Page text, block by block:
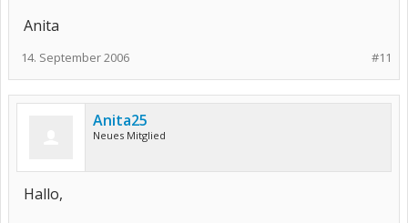
Anita
#11
14. September 2006
Anita25
Neues Mitglied
Hallo,